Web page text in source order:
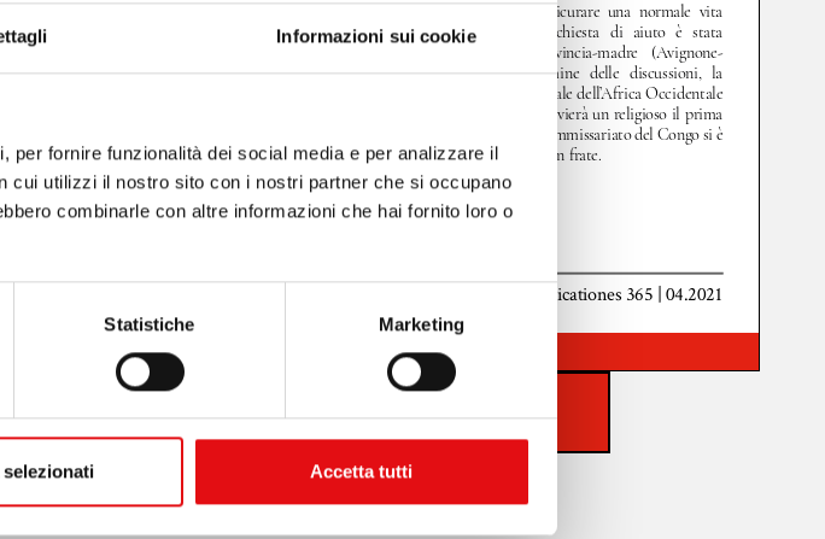
Informazioni sui cookie
fornire funzionalità dei social media e per analizzare il
cui utilizzi il nostro sito con i nostri partner che si occupano
combinarle con altre informazioni che hai fornito loro o
Statistiche Marketing
Accetta tutti
Page1 100%
SCARICA PDF